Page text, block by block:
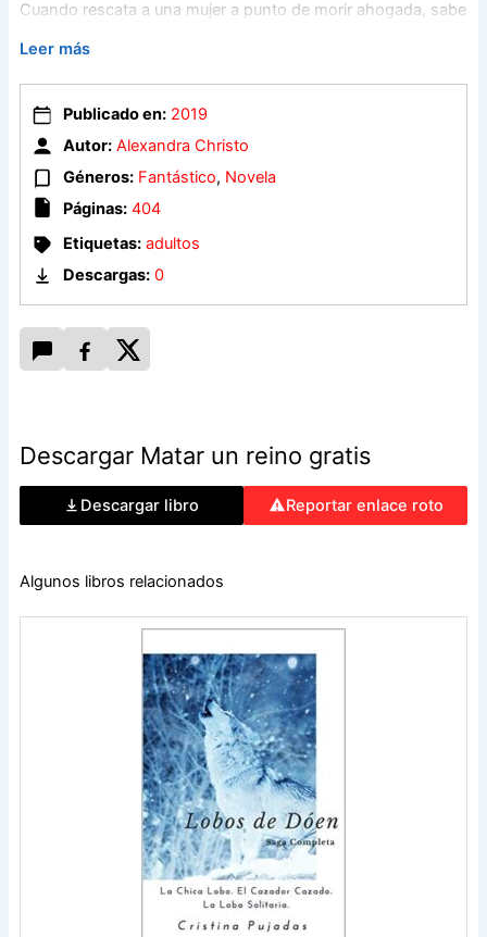
Cuando rescata a una mujer a punto de morir ahogada, sabe
encontrar la clave para exterminar a las sirenas para
tendrá que ceder para erradicar al más temible enemigo del
hombre?
«La magnífica construcción del mundo y una acción
trepidante mantendrán embelesados a los lectores en esta
maquiavélica reinterpretación de La sirenita.» Booklist
«Los aficionados a la fantasía amarán esta historia de
Leer más
Publicado en: 2019
Autor: Alexandra Christo
Géneros: Fantástico, Novela
Páginas: 404
Etiquetas: adultos
Descargas: 0
Descargar Matar un reino gratis
Descargar libro Reportar enlace roto
Algunos libros relacionados